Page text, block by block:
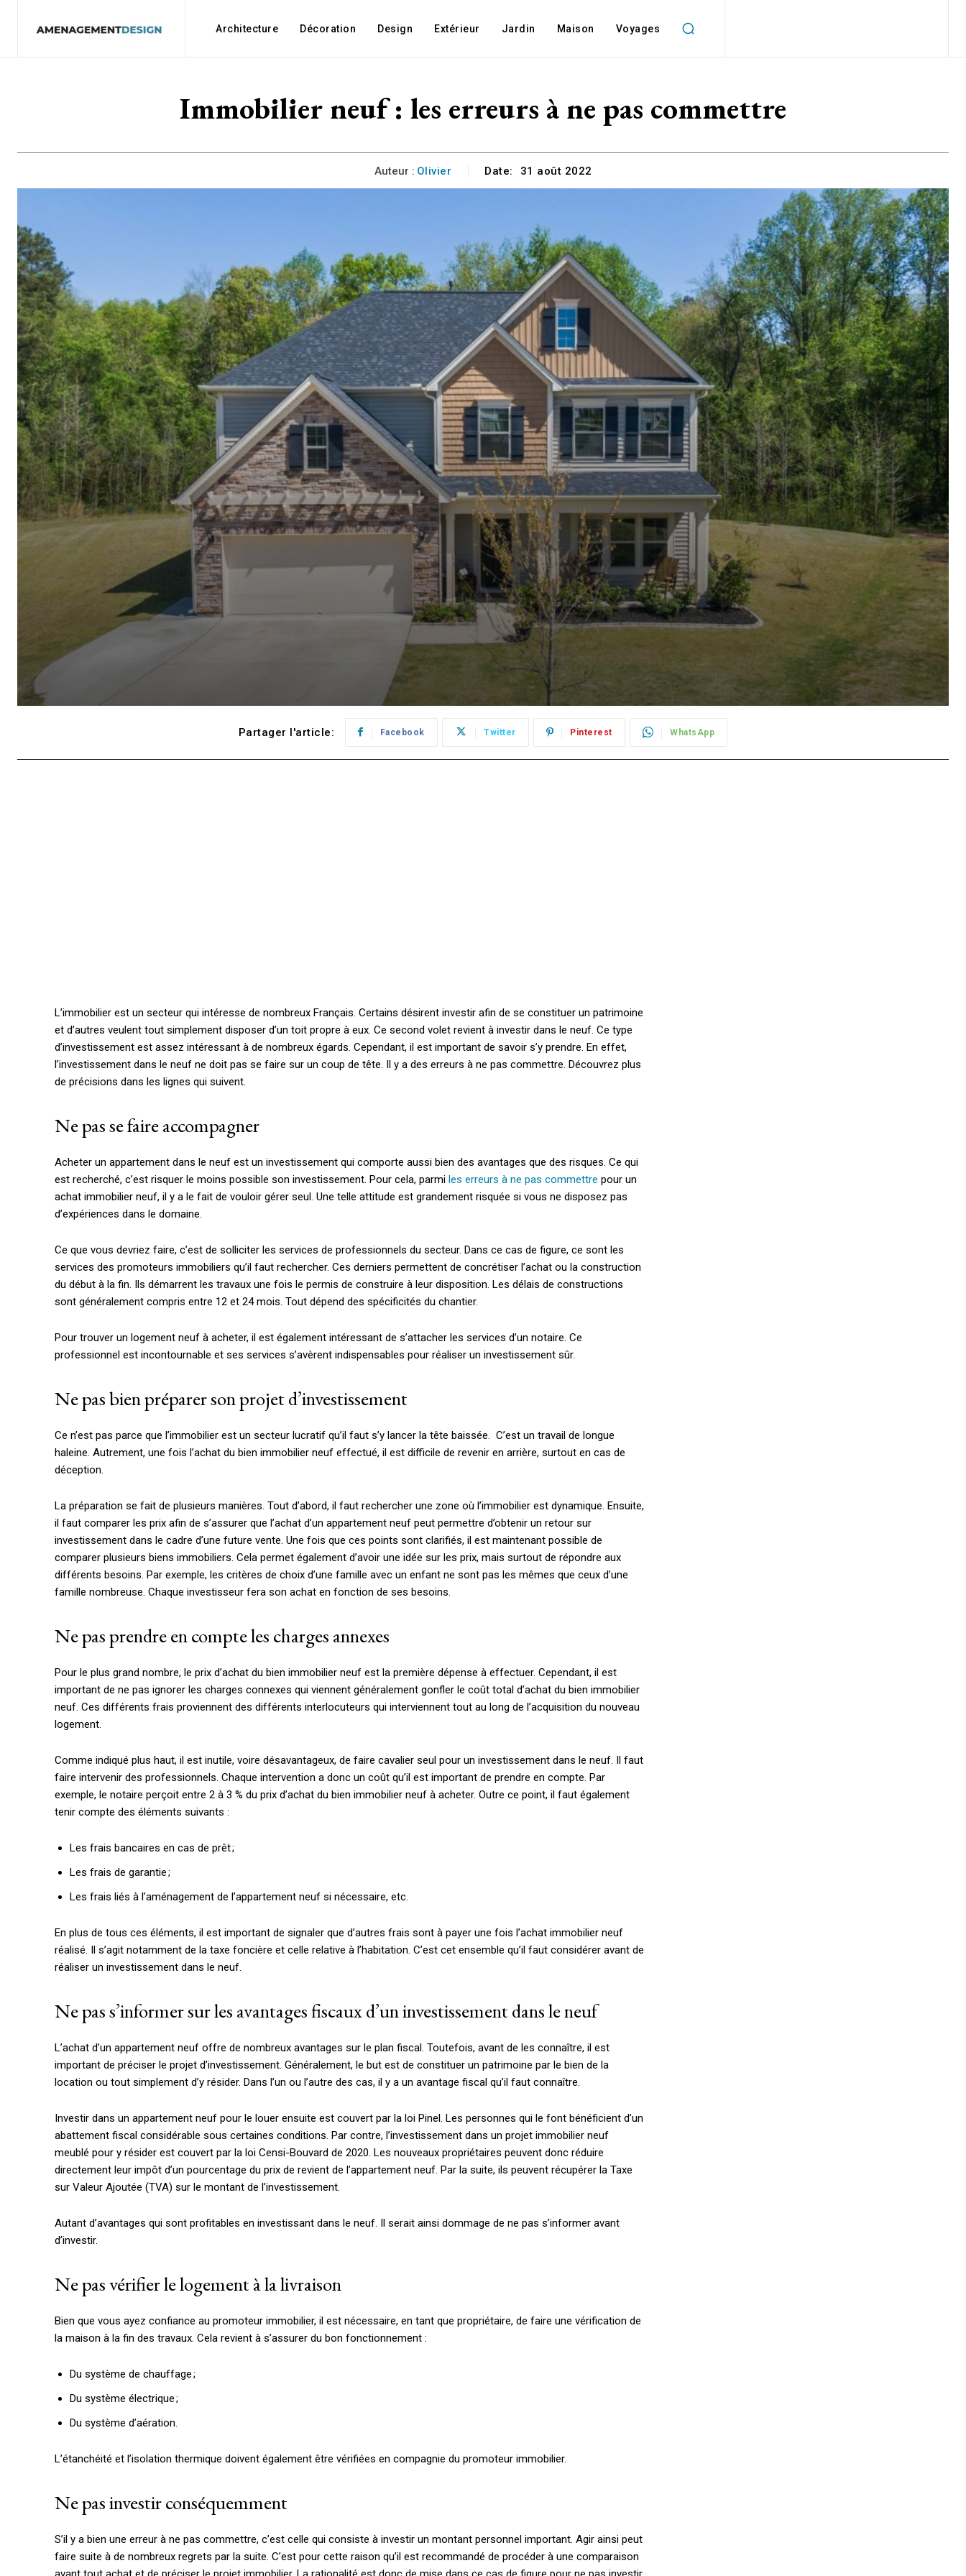
Architecture Décoration Design Extérieur Jardin Maison Voyages
Immobilier neuf : les erreurs à ne pas commettre
Auteur : Olivier Date: 31 août 2022
Partager l'article: Facebook Twitter Pinterest WhatsApp
L’immobilier est un secteur qui intéresse de nombreux Français. Certains désirent investir afin de se constituer un patrimoine
et d’autres veulent tout simplement disposer d’un toit propre à eux. Ce second volet revient à investir dans le neuf. Ce type
d’investissement est assez intéressant à de nombreux égards. Cependant, il est important de savoir s’y prendre. En effet,
l’investissement dans le neuf ne doit pas se faire sur un coup de tête. Il y a des erreurs à ne pas commettre. Découvrez plus
de précisions dans les lignes qui suivent.
Ne pas se faire accompagner
Acheter un appartement dans le neuf est un investissement qui comporte aussi bien des avantages que des risques. Ce qui
est recherché, c’est risquer le moins possible son investissement. Pour cela, parmi les erreurs à ne pas commettre pour un
achat immobilier neuf, il y a le fait de vouloir gérer seul. Une telle attitude est grandement risquée si vous ne disposez pas
d’expériences dans le domaine.
Ce que vous devriez faire, c’est de solliciter les services de professionnels du secteur. Dans ce cas de figure, ce sont les
services des promoteurs immobiliers qu’il faut rechercher. Ces derniers permettent de concrétiser l’achat ou la construction
du début à la fin. Ils démarrent les travaux une fois le permis de construire à leur disposition. Les délais de constructions
sont généralement compris entre 12 et 24 mois. Tout dépend des spécificités du chantier.
Pour trouver un logement neuf à acheter, il est également intéressant de s’attacher les services d’un notaire. Ce
professionnel est incontournable et ses services s’avèrent indispensables pour réaliser un investissement sûr.
Ne pas bien préparer son projet d’investissement
Ce n’est pas parce que l’immobilier est un secteur lucratif qu’il faut s’y lancer la tête baissée. C’est un travail de longue
haleine. Autrement, une fois l’achat du bien immobilier neuf effectué, il est difficile de revenir en arrière, surtout en cas de
déception.
La préparation se fait de plusieurs manières. Tout d’abord, il faut rechercher une zone où l’immobilier est dynamique. Ensuite,
il faut comparer les prix afin de s’assurer que l’achat d’un appartement neuf peut permettre d’obtenir un retour sur
investissement dans le cadre d’une future vente. Une fois que ces points sont clarifiés, il est maintenant possible de
comparer plusieurs biens immobiliers. Cela permet également d’avoir une idée sur les prix, mais surtout de répondre aux
différents besoins. Par exemple, les critères de choix d’une famille avec un enfant ne sont pas les mêmes que ceux d’une
famille nombreuse. Chaque investisseur fera son achat en fonction de ses besoins.
Ne pas prendre en compte les charges annexes
Pour le plus grand nombre, le prix d’achat du bien immobilier neuf est la première dépense à effectuer. Cependant, il est
important de ne pas ignorer les charges connexes qui viennent généralement gonfler le coût total d’achat du bien immobilier
neuf. Ces différents frais proviennent des différents interlocuteurs qui interviennent tout au long de l’acquisition du nouveau
logement.
Comme indiqué plus haut, il est inutile, voire désavantageux, de faire cavalier seul pour un investissement dans le neuf. Il faut
faire intervenir des professionnels. Chaque intervention a donc un coût qu’il est important de prendre en compte. Par
exemple, le notaire perçoit entre 2 à 3 % du prix d’achat du bien immobilier neuf à acheter. Outre ce point, il faut également
tenir compte des éléments suivants :
Les frais bancaires en cas de prêt ;
Les frais de garantie ;
Les frais liés à l’aménagement de l’appartement neuf si nécessaire, etc.
En plus de tous ces éléments, il est important de signaler que d’autres frais sont à payer une fois l’achat immobilier neuf
réalisé. Il s’agit notamment de la taxe foncière et celle relative à l’habitation. C’est cet ensemble qu’il faut considérer avant de
réaliser un investissement dans le neuf.
Ne pas s’informer sur les avantages fiscaux d’un investissement dans le neuf
L’achat d’un appartement neuf offre de nombreux avantages sur le plan fiscal. Toutefois, avant de les connaître, il est
important de préciser le projet d’investissement. Généralement, le but est de constituer un patrimoine par le bien de la
location ou tout simplement d’y résider. Dans l’un ou l’autre des cas, il y a un avantage fiscal qu’il faut connaître.
Investir dans un appartement neuf pour le louer ensuite est couvert par la loi Pinel. Les personnes qui le font bénéficient d’un
abattement fiscal considérable sous certaines conditions. Par contre, l’investissement dans un projet immobilier neuf
meublé pour y résider est couvert par la loi Censi-Bouvard de 2020. Les nouveaux propriétaires peuvent donc réduire
directement leur impôt d’un pourcentage du prix de revient de l’appartement neuf. Par la suite, ils peuvent récupérer la Taxe
sur Valeur Ajoutée (TVA) sur le montant de l’investissement.
Autant d’avantages qui sont profitables en investissant dans le neuf. Il serait ainsi dommage de ne pas s’informer avant
d’investir.
Ne pas vérifier le logement à la livraison
Bien que vous ayez confiance au promoteur immobilier, il est nécessaire, en tant que propriétaire, de faire une vérification de
la maison à la fin des travaux. Cela revient à s’assurer du bon fonctionnement :
Du système de chauffage ;
Du système électrique ;
Du système d’aération.
L’étanchéité et l’isolation thermique doivent également être vérifiées en compagnie du promoteur immobilier.
Ne pas investir conséquemment
S’il y a bien une erreur à ne pas commettre, c’est celle qui consiste à investir un montant personnel important. Agir ainsi peut
faire suite à de nombreux regrets par la suite. C’est pour cette raison qu’il est recommandé de procéder à une comparaison